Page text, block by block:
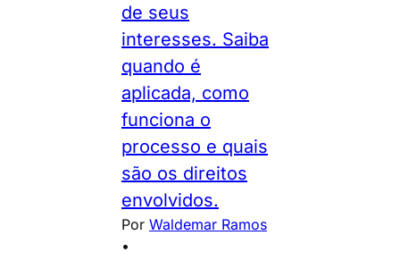
de seus
interesses. Saiba
quando é
aplicada, como
funciona o
processo e quais
são os direitos
envolvidos.
Por Waldemar Ramos
•